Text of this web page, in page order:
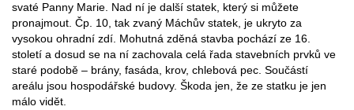
svaté Panny Marie. Nad ní je další statek, který si můžete
pronajmout. Čp. 10, tak zvaný Máchův statek, je ukryto za
vysokou ohradní zdí. Mohutná zděná stavba pochází ze 16.
století a dosud se na ní zachovala celá řada stavebních prvků ve
staré podobě – brány, fasáda, krov, chlebová pec. Součástí
areálu jsou hospodářské budovy. Škoda jen, že ze statku je jen
málo vidět.